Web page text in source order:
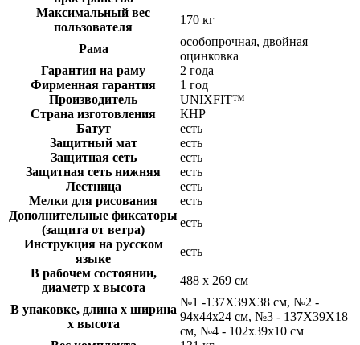
Максимальный вес
пользователя
170 кг
Рама
особопрочная, двойная
оцинковка
Гарантия на раму
2 года
Фирменная гарантия
1 год
Производитель
UNIXFIT™
Страна изготовления
КНР
Батут
есть
Защитный мат
есть
Защитная сеть
есть
Защитная сеть нижняя
есть
Лестница
есть
Мелки для рисования
есть
Дополнительные фиксаторы
(защита от ветра)
есть
Инструкция на русском
языке
есть
В рабочем состоянии,
диаметр х высота
488 х 269 см
В упаковке, длина х ширина
х высота
№1 -137X39X38 см, №2 -
94х44х24 см, №3 - 137X39X18
см, №4 - 102х39х10 см